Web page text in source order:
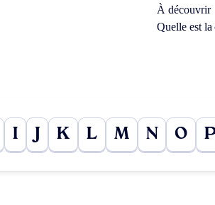
À découvrir
Quelle est
I K L M N O